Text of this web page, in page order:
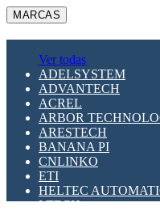
MARCAS
Ver todas
ADELSYSTEM
ADVANTECH
ACREL
ARBOR
ARESTECH
BANANA PI
CNLINKO
ETI
HELTEC
LTECH